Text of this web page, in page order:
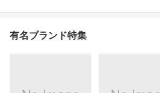
有名ブランド特集